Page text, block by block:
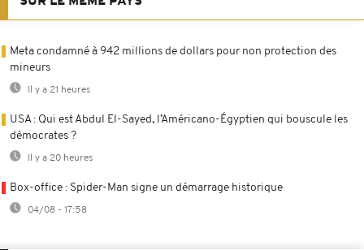
Meta condamné à 942 millions de dollars pour non protection des
mineurs
Il y a 21 heures
USA : Qui est Abdul El-Sayed, l’Américano-Égyptien qui bouscule les
démocrates ?
Il y a 20 heures
Box-office : Spider-Man signe un démarrage historique
04/08 - 17:58